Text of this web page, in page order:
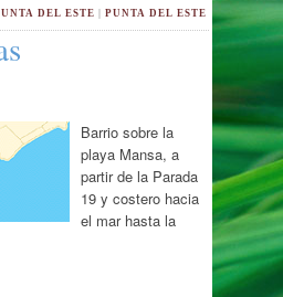
DEL ESTE |PUNTA DEL ESTE
Barrio sobre la
playa Mansa, a
partir de la Parada
19 y costero hacia
el mar hasta la